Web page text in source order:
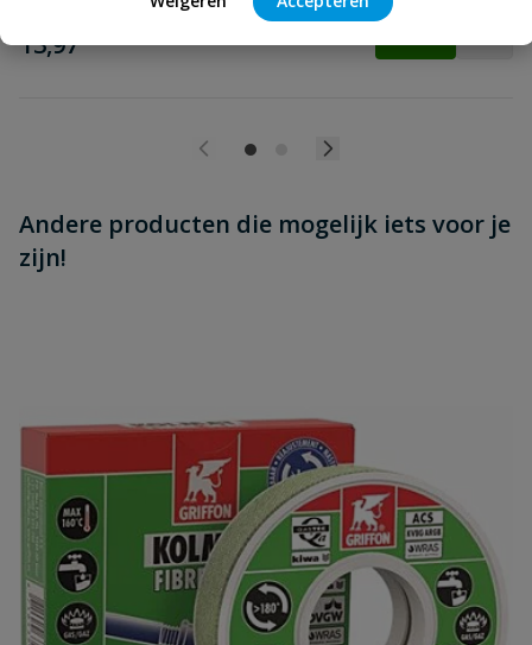
€
13,97
Andere producten die mogelijk iets voor je
zijn!